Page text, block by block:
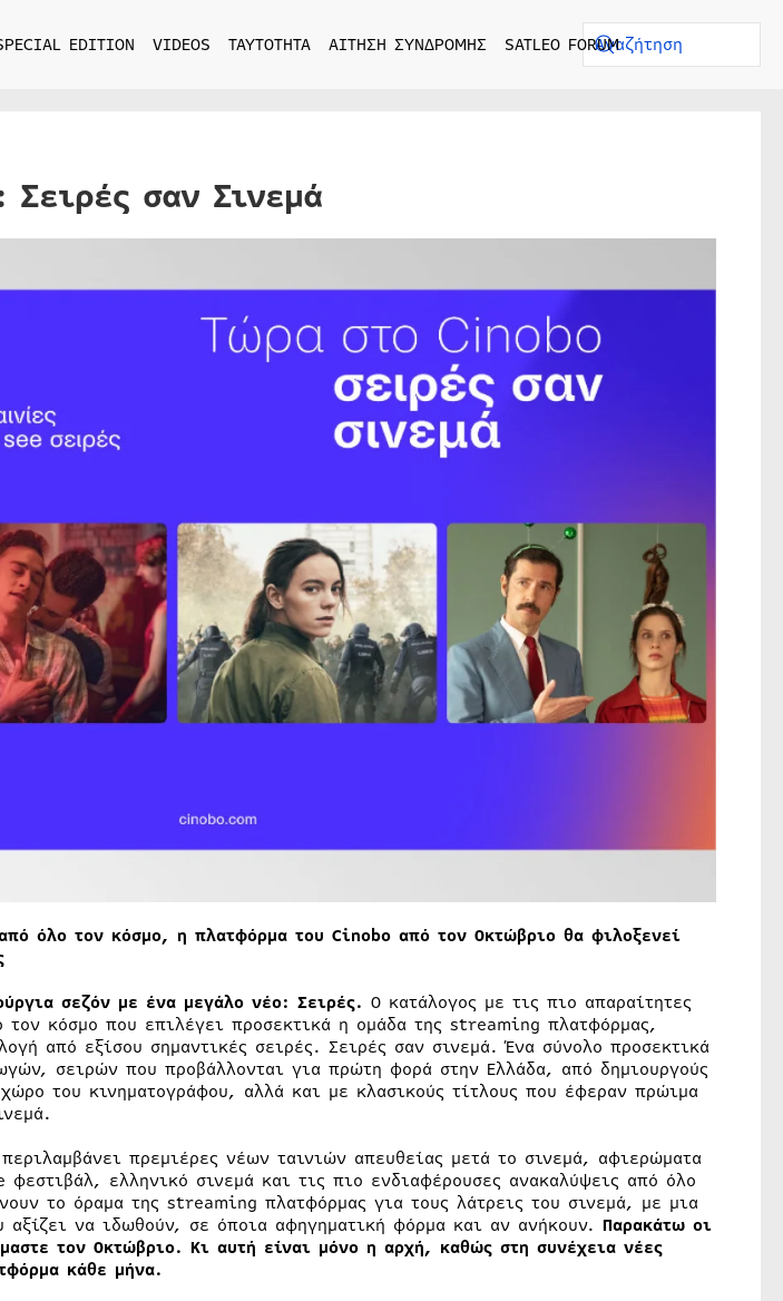
EDITION VIDEOS ΤΑΥΤΟΤΗΤΑ ΑΙΤΗΣΗ ΣΥΝΔΡΟΜΗΣ SATLEO FORUM
σαν Σινεμά
όλο τον κόσμο, η πλατφόρμα του Cinobo από τον Οκτώβριο θα φιλοξενεί
σεζόν με ένα μεγάλο νέο: Σειρές. Ο κατάλογος με τις πιο απαραίτητες
τον κόσμο που επιλέγει προσεκτικά η ομάδα της streaming πλατφόρμας,
από εξίσου σημαντικές σειρές. Σειρές σαν σινεμά. Ένα σύνολο προσεκτικά
σειρών που προβάλλονται για πρώτη φορά στην Ελλάδα, από δημιουργούς
του κινηματογράφου, αλλά και με κλασικούς τίτλους που έφεραν πρώιμα
πρεμιέρες νέων ταινιών απευθείας μετά το σινεμά, αφιερώματα
ελληνικό σινεμά και τις πιο ενδιαφέρουσες ανακαλύψεις από όλο
το όραμα της streaming πλατφόρμας για τους λάτρεις του σινεμά, με μια
αξίζει να ιδωθούν, σε όποια αφηγηματική φόρμα και αν ανήκουν. Παρακάτω οι
τον Οκτώβριο. Κι αυτή είναι μόνο η αρχή, καθώς στη συνέχεια νέες
κάθε μήνα.